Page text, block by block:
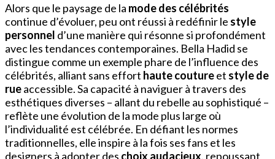
Alors que le paysage de la mode des célébrités
continue d’évoluer, peu ont réussi à redéfinir le style
personnel d’une manière qui résonne si profondément
avec les tendances contemporaines. Bella Hadid se
distingue comme un exemple phare de l’influence des
célébrités, alliant sans effort haute coutureet style de
rueaccessible. Sa capacité à naviguer à travers des
esthétiques diverses – allant du rebelle au sophistiqué –
reflète une évolution de la mode plus large où
l’individualité est célébrée. En défiant les normes
traditionnelles, elle inspire à la fois ses fans et les
designers à adopter des choix audacieux, repoussant